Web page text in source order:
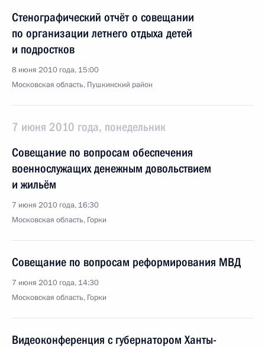
Стенографический отчёт о совещании
по организации летнего отдыха детей
и подростков
8 июня 2010 года, 15:00
Московская область, Пушкинский район
7 июня 2010 года, понедельник
Совещание по вопросам обеспечения
военнослужащих денежным довольствием
и жильём
7 июня 2010 года, 16:30
Московская область, Горки
Совещание по вопросам реформирования МВД
7 июня 2010 года, 14:30
Московская область, Горки
Видеоконференция с губернатором Ханты-